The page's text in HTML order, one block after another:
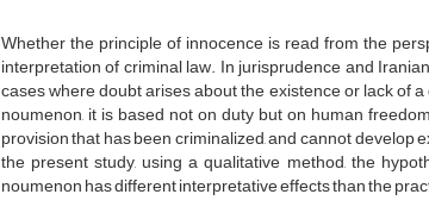
Whether the principle of innocence is read from the
interpretation of criminal law. In jurisprudence and
cases where doubt arises about the existence or lack of
noumenon, it is based not on duty but on human
provision that has been criminalized, and cannot
the present study, using a qualitative method, the
noumenon has different interpretative effects than the